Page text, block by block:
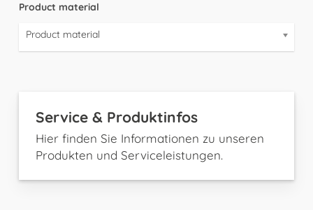
Product material
Product material
Service & Produktinfos
Hier finden Sie Informationen zu unseren
Produkten und Serviceleistungen.